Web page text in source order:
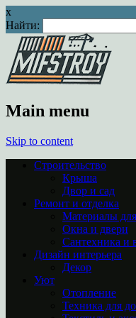
x
Найти:
Main menu
Skip to content
Строительство
Крыша
Двор и сад
Ремонт и отделка
Материалы
Окна и двери
Сантехника и
Дизайн интерьера
Декор
Уют
Отопление
Техника для